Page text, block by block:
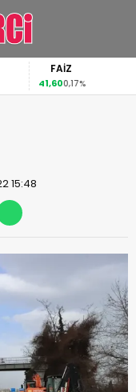
FAİZ
41,600,17%
15:48